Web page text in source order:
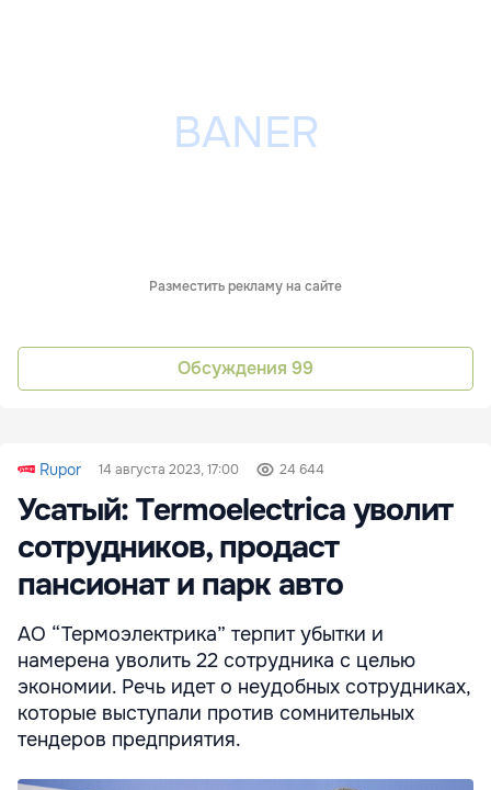
Разместить рекламу на сайте
Обсуждения 99
Rupor 14 августа 2023, 17:00 24 644
Усатый: Termoelectrica уволит
сотрудников, продаст
пансионат и парк авто
АО “Термоэлектрика” терпит убытки и
намерена уволить 22 сотрудника с целью
экономии. Речь идет о неудобных сотрудниках,
которые выступали против сомнительных
тендеров предприятия.